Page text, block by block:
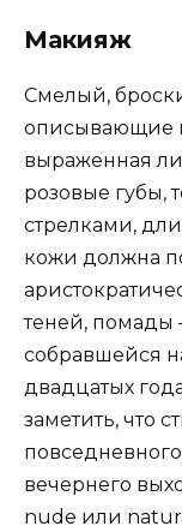
Макияж
Смелый,
описывающие
выраженная
розовые губы,
стрелками,
кожи должна
теней, помады
собравшейся
двадцатых
заметить, что
вечернего
nude или